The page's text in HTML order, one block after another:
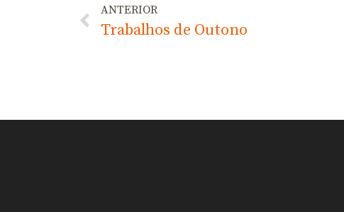
ANTERIOR
Trabalhos de Outono